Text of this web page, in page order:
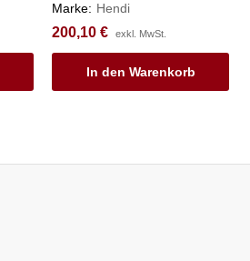
Marke: Hendi
200,10 € exkl. MwSt.
In den Warenkorb